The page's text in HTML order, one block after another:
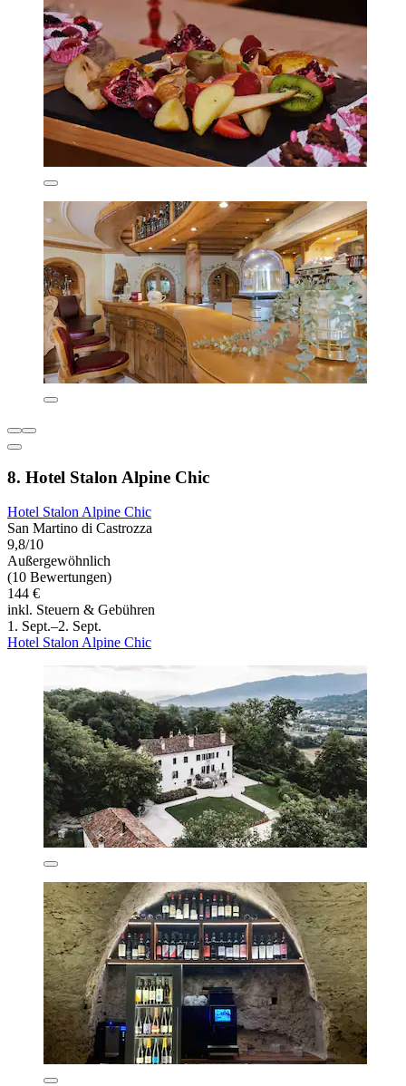
8. Hotel Stalon Alpine Chic
Hotel Stalon Alpine Chic
San Martino di Castrozza
9,8/10
Außergewöhnlich
(10 Bewertungen)
144 €
inkl. Steuern & Gebühren
1. Sept.–2. Sept.
Hotel Stalon Alpine Chic